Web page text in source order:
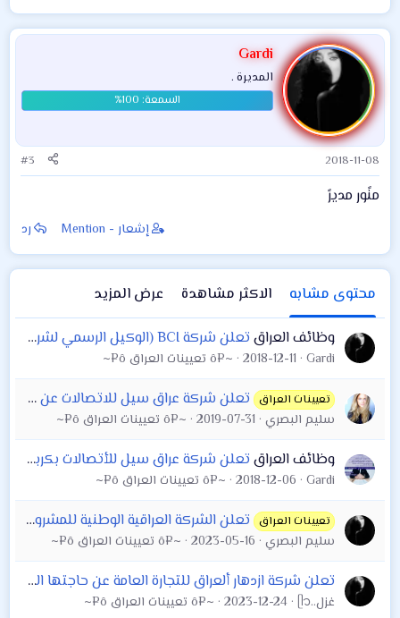
Gardi
المديرة .
2018-11-08
#3
منًور مديرً
إشعار - Mention رد
محتوى مشابه الاكثر مشاهدة
عرض المزيد
وظائف العراق تعلن شركة BCI (الوكيل الرسمي لشركة سامسونج في العراق) عن توفر فرصة عمل
Gardi
2018-12-11 ~¤ô تعيينات العراق ô¤~
تعيينات العراق تعلن شركة عراق سيل للاتصالات عن وجود وظائف شاغرة للعمل كمندوبين مبيعات بمحافضة كربلاء المقدسة
سليم البصري 2019-07-31 ~¤ô تعيينات العراق ô¤~
وظائف العراق تعلن شركة عراق سيل للأتصالات بكربلاء المقدسة عن حاجتها الى مترجم واداري
Gardi
2018-12-06 ~¤ô تعيينات العراق ô¤~
تعيينات العراق تعلن الشركة العراقية الوطنية للمشروبات الغازية عن حاجتها الى مندوبين (بري سيل)
سليم البصري 2023-05-16 ~¤ô تعيينات العراق ô¤~
تعلن شركة ازدهار ألعراق للتجارة العامة عن حاجتها الى مندوبين مبيعات (بريسيل) جانبي (قاطع الكرخ+ قاطع الرصافه)
غزل..ᥫ᭡ 2023-12-24 ~¤ô تعيينات العراق ô¤~